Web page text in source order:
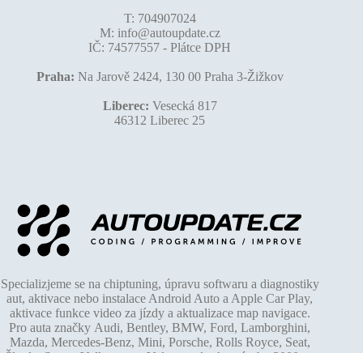
T: 704907024
M: info@autoupdate.cz
IČ: 74577557 - Plátce DPH
Praha: Na Jarově 2424, 130 00 Praha 3-Žižkov
Liberec: Vesecká 817
46312 Liberec 25
Specializjeme se na chiptuning, úpravu softwaru a diagnostiky
aut, aktivace nebo instalace Android Auto a Apple Car Play,
aktivace funkce video za jízdy a aktualizace map navigace.
Pro auta značky Audi, Bentley, BMW, Ford, Lamborghini,
Mazda, Mercedes-Benz, Mini, Porsche, Rolls Royce, Seat,